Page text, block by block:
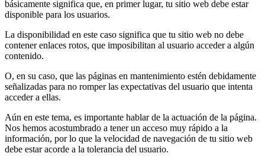
básicamente significa que, en primer lugar, tu sitio web debe estar
disponible para los usuarios.
La disponibilidad en este caso significa que tu sitio web no debe
contener enlaces rotos, que imposibilitan al usuario acceder a algún
contenido.
O, en su caso, que las páginas en mantenimiento estén debidamente
señalizadas para no romper las expectativas del usuario que intenta
acceder a ellas.
Aún en este tema, es importante hablar de la actuación de la página.
Nos hemos acostumbrado a tener un acceso muy rápido a la
información, por lo que la velocidad de navegación de tu sitio web
debe estar acorde a la tolerancia del usuario.